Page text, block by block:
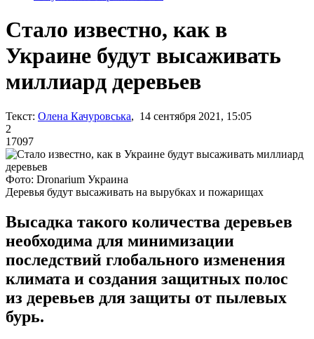
Стало известно, как в
Украине будут высаживать
миллиард деревьев
Текст: Олена Качуровська, 14 сентября 2021, 15:05
2
17097
Фото: Dronarium Украина
Деревья будут высаживать на вырубках и пожарищах
Высадка такого количества деревьев
необходима для минимизации
последствий глобального изменения
климата и создания защитных полос
из деревьев для защиты от пылевых
бурь.